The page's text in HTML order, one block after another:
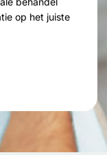
op het juiste